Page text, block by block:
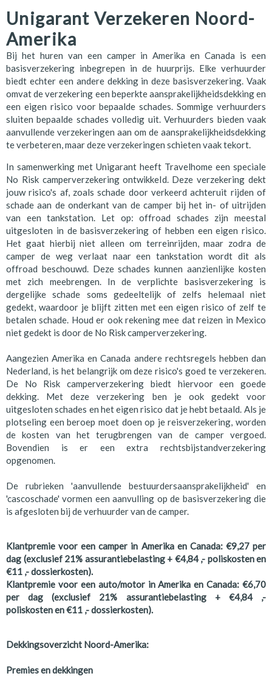
Unigarant Verzekeren Noord-
Amerika
Bij het huren van een camper in Amerika en Canada is een
basisverzekering inbegrepen in de huurprijs. Elke verhuurder
biedt echter een andere dekking in deze basisverzekering. Vaak
omvat de verzekering een beperkte aansprakelijkheidsdekking en
een eigen risico voor bepaalde schades. Sommige verhuurders
sluiten bepaalde schades volledig uit. Verhuurders bieden vaak
aanvullende verzekeringen aan om de aansprakelijkheidsdekking
te verbeteren, maar deze verzekeringen schieten vaak tekort.
In samenwerking met Unigarant heeft Travelhome een speciale
No Risk camperverzekering ontwikkeld. Deze verzekering dekt
jouw risico's af, zoals schade door verkeerd achteruit rijden of
schade aan de onderkant van de camper bij het in- of uitrijden
van een tankstation. Let op: offroad schades zijn meestal
uitgesloten in de basisverzekering of hebben een eigen risico.
Het gaat hierbij niet alleen om terreinrijden, maar zodra de
camper de weg verlaat naar een tankstation wordt dit als
offroad beschouwd. Deze schades kunnen aanzienlijke kosten
met zich meebrengen. In de verplichte basisverzekering is
dergelijke schade soms gedeeltelijk of zelfs helemaal niet
gedekt, waardoor je blijft zitten met een eigen risico of zelf te
betalen schade. Houd er ook rekening mee dat reizen in Mexico
niet gedekt is door de No Risk camperverzekering.
Aangezien Amerika en Canada andere rechtsregels hebben dan
Nederland, is het belangrijk om deze risico's goed te verzekeren.
De No Risk camperverzekering biedt hiervoor een goede
dekking. Met deze verzekering ben je ook gedekt voor
uitgesloten schades en het eigen risico dat je hebt betaald. Als je
plotseling een beroep moet doen op je reisverzekering, worden
de kosten van het terugbrengen van de camper vergoed.
Bovendien is er een extra rechtsbijstandverzekering
opgenomen.
De rubrieken 'aanvullende bestuurdersaansprakelijkheid' en
'cascoschade' vormen een aanvulling op de basisverzekering die
is afgesloten bij de verhuurder van de camper.
Klantpremie voor een camper in Amerika en Canada: €9,27 per
dag (exclusief 21% assurantiebelasting + €4,84 ,- poliskosten en
€11 ,- dossierkosten).
Klantpremie voor een auto/motor in Amerika en Canada: €6,70
per dag (exclusief 21% assurantiebelasting + €4,84 ,-
poliskosten en €11 ,- dossierkosten).
Dekkingsoverzicht Noord-Amerika:
Premies en dekkingen